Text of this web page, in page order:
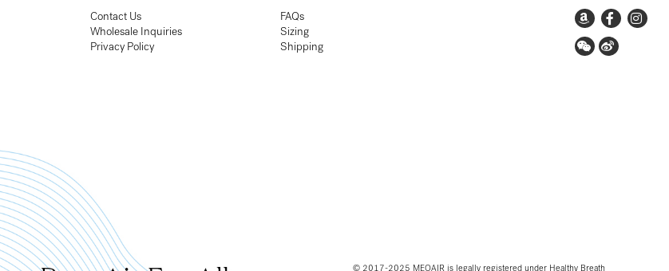
Contact Us
Wholesale Inquiries
Privacy Policy
FAQs
Sizing
Shipping
© 2017-2025 MEOAIR is legally registered under Healthy Breath